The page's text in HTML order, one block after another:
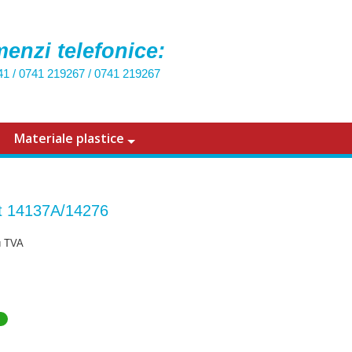
telefonice:
/ 0741 219267/ 0741 219267
Materiale plastice
14137A/14276
TVA